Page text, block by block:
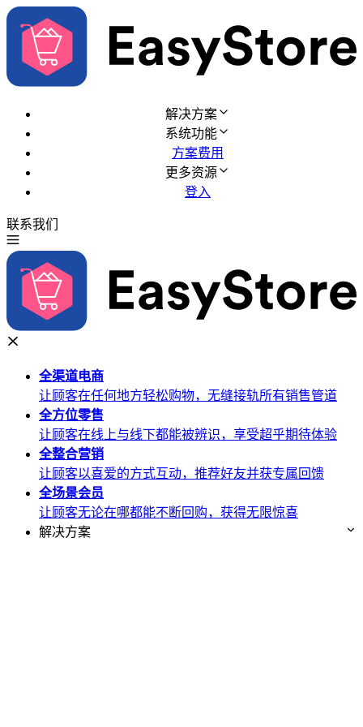
解决方案
系统功能
方案费用
更多资源
登入
联系我们
全渠道电商
让顾客在任何地方轻松购物，无缝接轨所有销售管道
全方位零售
让顾客在线上与线下都能被辨识，享受超乎期待体验
全整合营销
让顾客以喜爱的方式互动，推荐好友并获专属回馈
全场景会员
让顾客无论在哪都能不断回购，获得无限惊喜
解决方案